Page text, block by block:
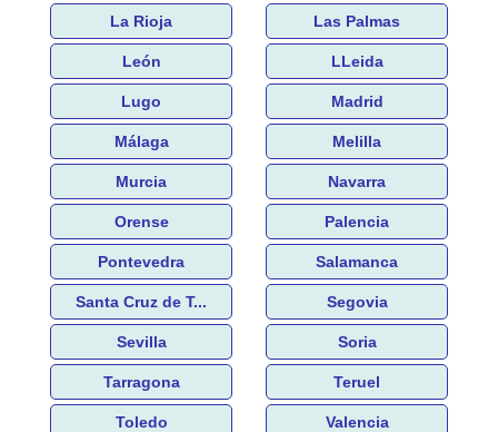
La Rioja Las Palmas
León LLeida
Lugo Madrid
Málaga Melilla
Murcia Navarra
Orense Palencia
Pontevedra Salamanca
Santa Cruz de T... Segovia
Sevilla Soria
Tarragona Teruel
Toledo Valencia